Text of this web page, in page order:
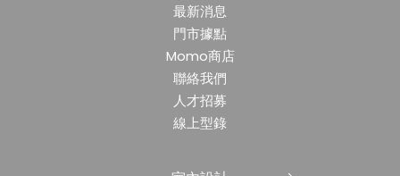
最新消息
門市據點
Momo商店
聯絡我們
人才招募
線上型錄